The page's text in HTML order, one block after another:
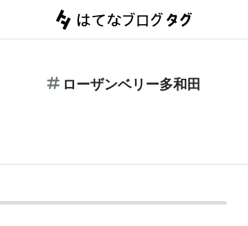
ローザンベリー多和田